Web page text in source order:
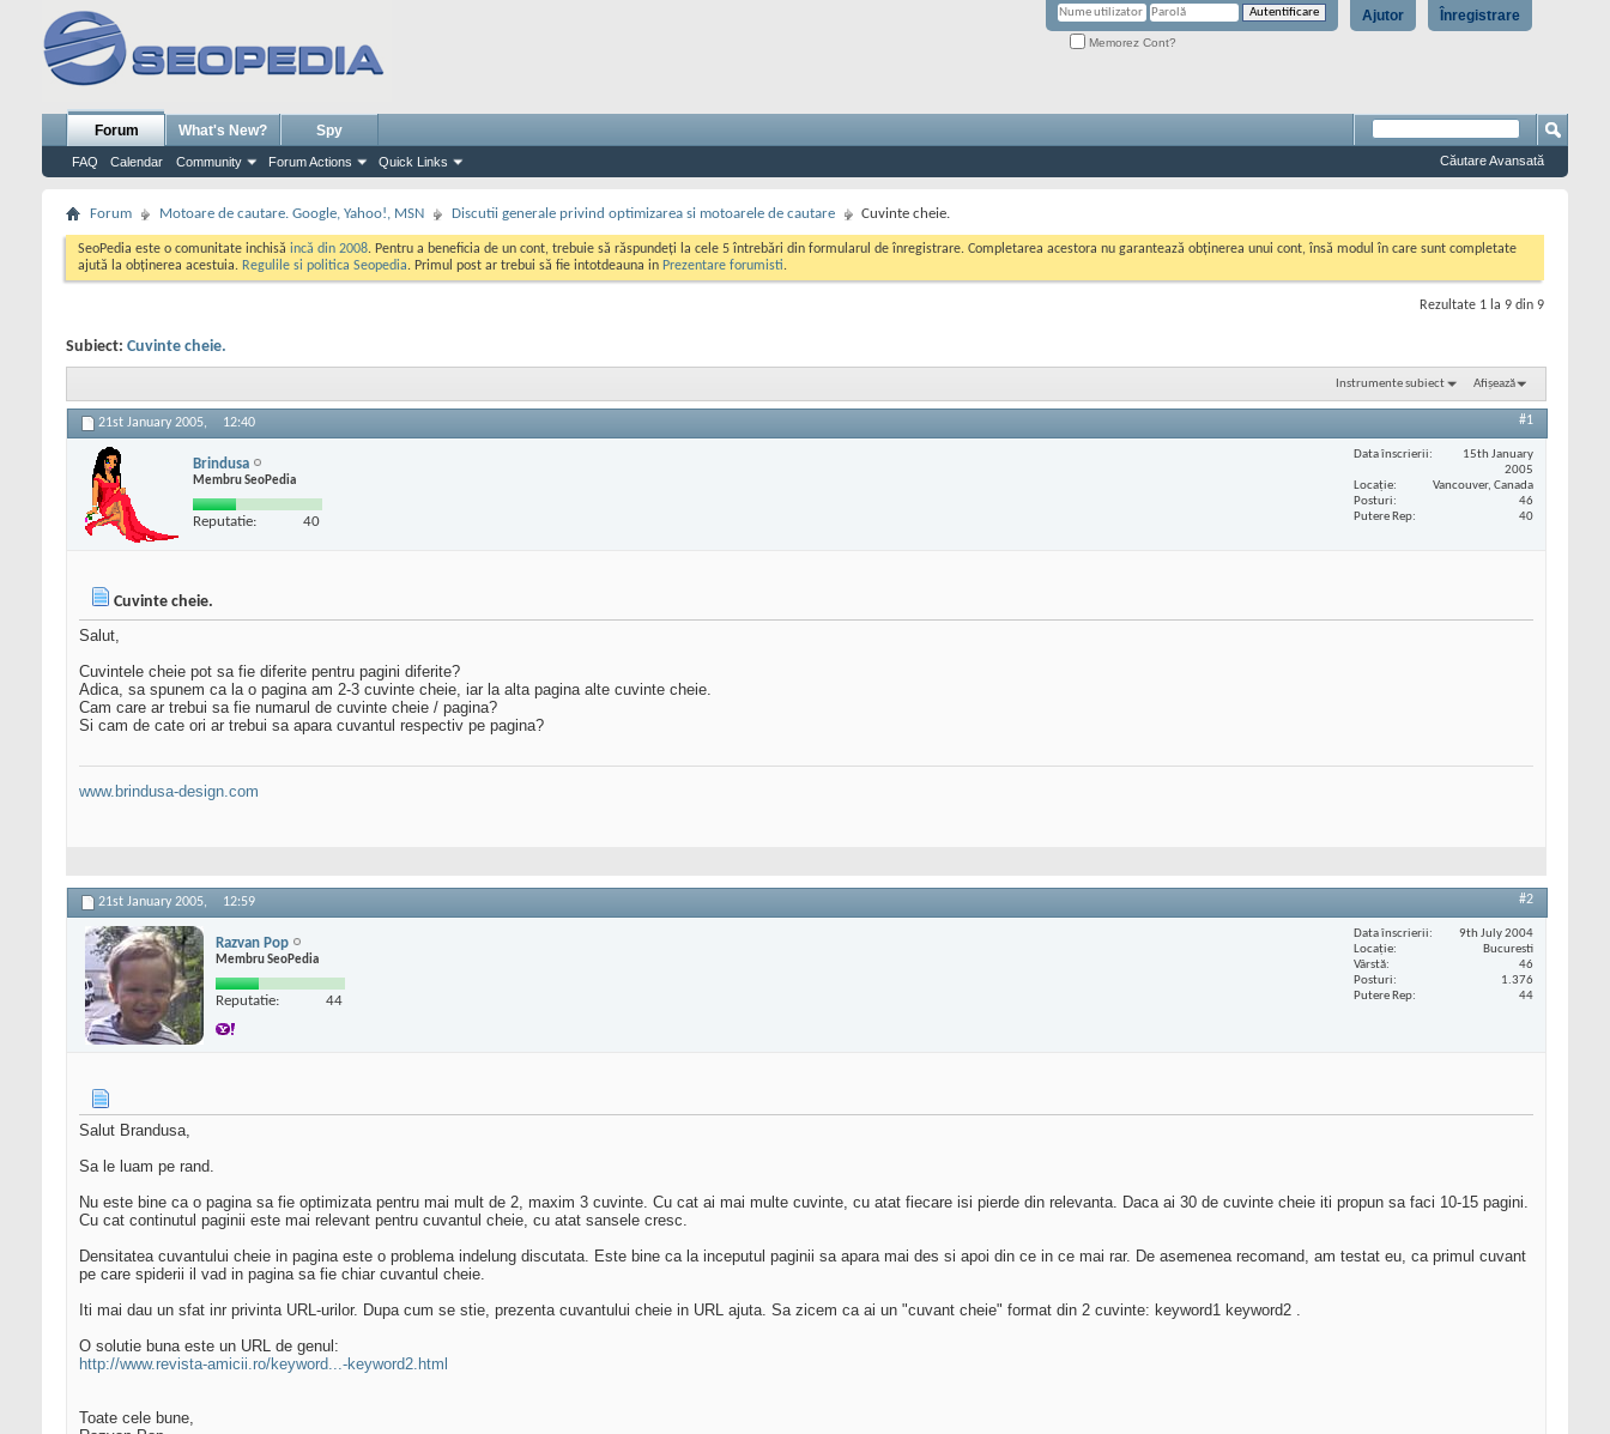
Înregistrare
Ajutor
Memorez Cont?
Forum
FAQ Calendar Community Forum Actions Quick Links
What's New? Spy
Căutare Avansată
Forum Motoare de cautare. Google, Yahoo!, MSN Discutii generale privind optimizarea si motoarele de cautare Cuvinte cheie.
SeoPedia este o comunitate inchisă incă din 2008. Pentru a beneficia de un cont, trebuie să răspundeți la cele 5 întrebări din formularul de înregistrare. Completarea acestora nu garantează obținerea unui cont, însă modul în care sunt completate
ajută la obținerea acestuia. Regulile si politica Seopedia. Primul post ar trebui să fie intotdeauna in Prezentare forumisti.
Rezultate 1 la 9 din 9
Subiect: Cuvinte cheie.
Instrumente subiect Afișează
21st January 2005, 12:40 #1
Brindusa
Membru SeoPedia
Reputatie: 40
Data înscrierii
15th January
2005
Locaţie
Vancouver, Canada
Posturi
46
Putere Rep
40
Cuvinte cheie.
Salut,
Cuvintele cheie pot sa fie diferite pentru pagini diferite?
Adica, sa spunem ca la o pagina am 2-3 cuvinte cheie, iar la alta pagina alte cuvinte cheie.
Cam care ar trebui sa fie numarul de cuvinte cheie / pagina?
Si cam de cate ori ar trebui sa apara cuvantul respectiv pe pagina?
www.brindusa-design.com
21st January 2005, 12:59 #2
Razvan Pop
Membru SeoPedia
Reputatie: 44
Data înscrierii
9th July 2004
Locaţie
Bucuresti
Vârstă
46
Posturi
1.376
Putere Rep
44
Salut Brandusa,
Sa le luam pe rand.
Nu este bine ca o pagina sa fie optimizata pentru mai mult de 2, maxim 3 cuvinte. Cu cat ai mai multe cuvinte, cu atat fiecare isi pierde din relevanta. Daca ai 30 de cuvinte cheie iti propun sa faci 10-15 pagini.
Cu cat continutul paginii este mai relevant pentru cuvantul cheie, cu atat sansele cresc.
Densitatea cuvantului cheie in pagina este o problema indelung discutata. Este bine ca la inceputul paginii sa apara mai des si apoi din ce in ce mai rar. De asemenea recomand, am testat eu, ca primul cuvant
pe care spiderii il vad in pagina sa fie chiar cuvantul cheie.
Iti mai dau un sfat inr privinta URL-urilor. Dupa cum se stie, prezenta cuvantului cheie in URL ajuta. Sa zicem ca ai un "cuvant cheie" format din 2 cuvinte: keyword1 keyword2 .
O solutie buna este un URL de genul:
http://www.revista-amicii.ro/keyword...-keyword2.html
Toate cele bune,